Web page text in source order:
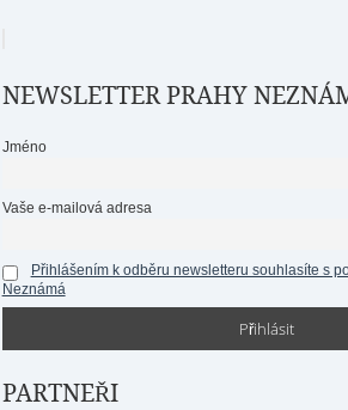
NEWSLETTER PRAHY
Jméno
Vaše e-mailová adresa
Přihlášením k odběru newsletteru souhlasíte s
Neznámá
PARTNEŘI